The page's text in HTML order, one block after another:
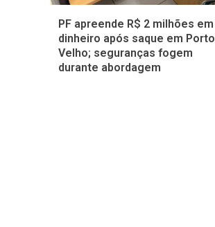
PF apreende R$ 2 milhões em
dinheiro após saque em Porto
Velho; seguranças fogem
durante abordagem